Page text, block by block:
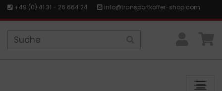
+49 (0) 41 31 - 26 664 24 info@transportkoffer-shop.com